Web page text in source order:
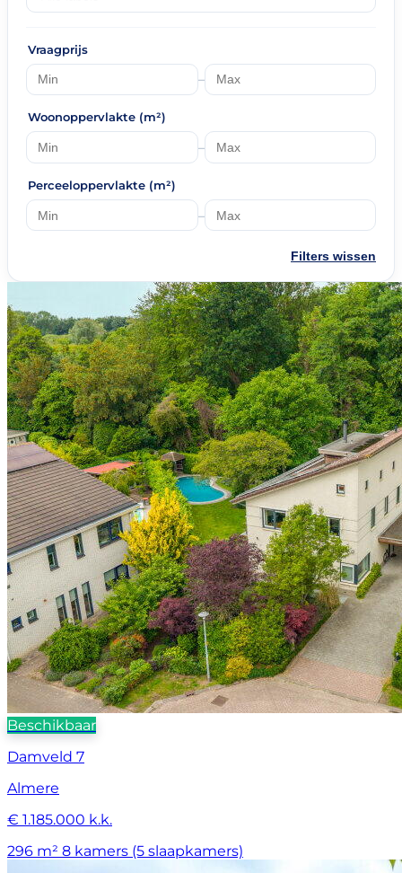
Vraagprijs
–
Woonoppervlakte (m²)
–
Perceeloppervlakte (m²)
–
Filters wissen
Beschikbaar
Damveld 7
Almere
€ 1.185.000 k.k.
296 m² 8 kamers (5 slaapkamers)